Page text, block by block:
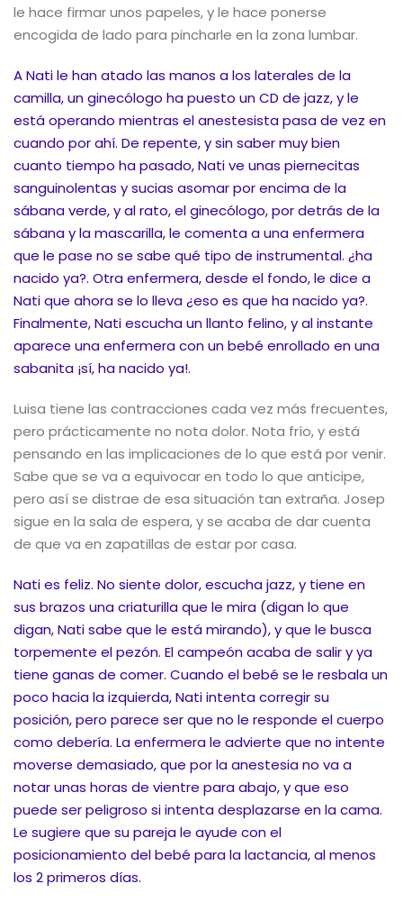
le hace firmar unos papeles, y le hace ponerse
encogida de lado para pincharle en la zona lumbar.
A Nati le han atado las manos a los laterales de la
camilla, un ginecólogo ha puesto un CD de jazz, y le
está operando mientras el anestesista pasa de vez en
cuando por ahí. De repente, y sin saber muy bien
cuanto tiempo ha pasado, Nati ve unas piernecitas
sanguinolentas y sucias asomar por encima de la
sábana verde, y al rato, el ginecólogo, por detrás de la
sábana y la mascarilla, le comenta a una enfermera
que le pase no se sabe qué tipo de instrumental. ¿ha
nacido ya?. Otra enfermera, desde el fondo, le dice a
Nati que ahora se lo lleva ¿eso es que ha nacido ya?.
Finalmente, Nati escucha un llanto felino, y al instante
aparece una enfermera con un bebé enrollado en una
sabanita ¡sí, ha nacido ya!.
Luisa tiene las contracciones cada vez más frecuentes,
pero prácticamente no nota dolor. Nota frío, y está
pensando en las implicaciones de lo que está por venir.
Sabe que se va a equivocar en todo lo que anticipe,
pero así se distrae de esa situación tan extraña. Josep
sigue en la sala de espera, y se acaba de dar cuenta
de que va en zapatillas de estar por casa.
Nati es feliz. No siente dolor, escucha jazz, y tiene en
sus brazos una criaturilla que le mira (digan lo que
digan, Nati sabe que le está mirando), y que le busca
torpemente el pezón. El campeón acaba de salir y ya
tiene ganas de comer. Cuando el bebé se le resbala un
poco hacia la izquierda, Nati intenta corregir su
posición, pero parece ser que no le responde el cuerpo
como debería. La enfermera le advierte que no intente
moverse demasiado, que por la anestesia no va a
notar unas horas de vientre para abajo, y que eso
puede ser peligroso si intenta desplazarse en la cama.
Le sugiere que su pareja le ayude con el
posicionamiento del bebé para la lactancia, al menos
los 2 primeros días.